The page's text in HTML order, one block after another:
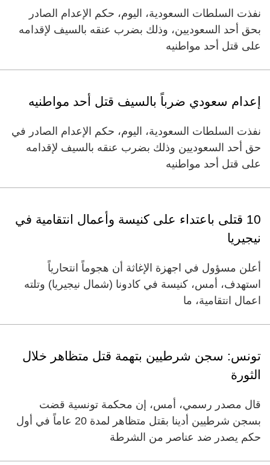
نفذت السلطات السعودية، اليوم، حكم الإعدام الصادر
بحق أحد السعوديين، وذلك بضرب عنقه بالسيف لإقدامه
على قتل أحد مواطنيه
إعدام سعودي ضرباً بالسيف قتل أحد مواطنيه
نفذت السلطات السعودية، اليوم، حكم الإعدام الصادر في
حق أحد السعوديين وذلك بضرب عنقه بالسيف لإقدامه
على قتل أحد مواطنيه
10 قتلى باعتداء على كنيسة وأعمال انتقامية في
نيجيريا
أعلن مسؤول في اجهزة الإغاثة أن هجوماً انتحارياً
استهدف، أمس، كنيسة في كادونا (شمال نيجيريا) وتلته
اعمال انتقامية، ما
تونس: سجن شرطيين بتهمة قتل متظاهر خلال
الثورة
قال مصدر رسمي، أمس، إن محكمة تونسية قضت
بسجن شرطيين أدينا بقتل متظاهر لمدة 20 عاماً في أول
حكم يصدر ضد عناصر من الشرطة